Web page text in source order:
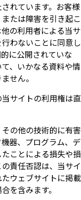
れています。お客様
たは障害を引き起こ
の利用者による当サ
わないことに同意し
に公開されていな
、いかなる資料や情
せん。
サイトの利用権は直
の他の技術的に有害
器、プログラム、デ
ことによる損失や損
責任否認は、当サイ
ウェブサイトに掲載
を含みます。